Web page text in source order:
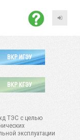
ВКР ИГЭУ
ВКР КГЭУ
ТЭС с целью
эксплуатации